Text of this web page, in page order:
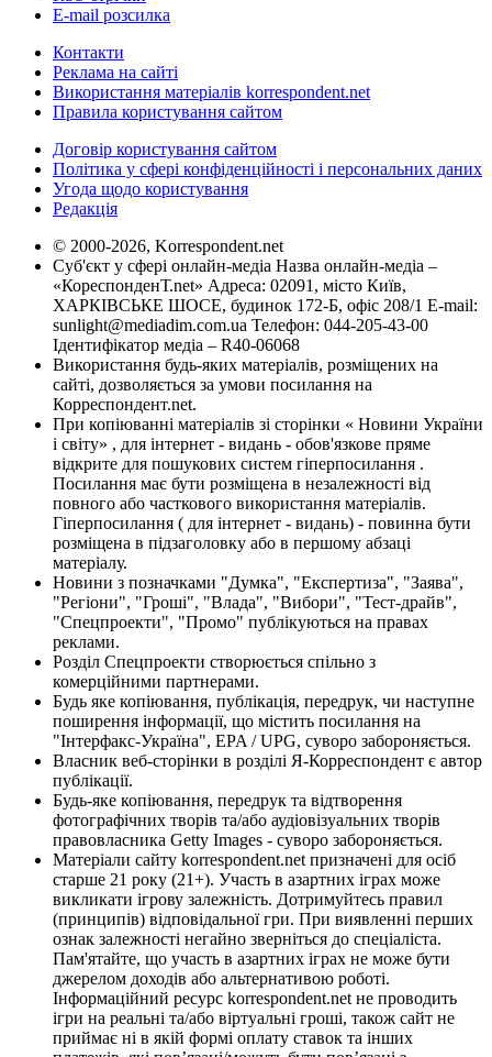
E-mail розсилка
Контакти
Реклама на сайті
Використання матеріалів korrespondent.net
Правила користування сайтом
Договір користування сайтом
Політика у сфері конфіденційності і персональних даних
Угода щодо користування
Редакція
© 2000-2026, Korrespondent.net
Суб'єкт у сфері онлайн-медіа Назва онлайн-медіа –
«КореспонденТ.net» Адреса: 02091, місто Київ,
ХАРКІВСЬКЕ ШОСЕ, будинок 172-Б, офіс 208/1 E-mail:
sunlight@mediadim.com.ua Телефон: 044-205-43-00
Ідентифікатор медіа – R40-06068
Використання будь-яких матеріалів, розміщених на
сайті, дозволяється за умови посилання на
Корреспондент.net.
При копіюванні матеріалів зі сторінки « Новини України
і світу» , для інтернет - видань - обов'язкове пряме
відкрите для пошукових систем гіперпосилання .
Посилання має бути розміщена в незалежності від
повного або часткового використання матеріалів.
Гіперпосилання ( для інтернет - видань) - повинна бути
розміщена в підзаголовку або в першому абзаці
матеріалу.
Новини з позначками "Думка", "Експертиза", "Заява",
"Регіони", "Гроші", "Влада", "Вибори", "Тест-драйв",
"Спецпроекти", "Промо" публікуються на правах
реклами.
Розділ Спецпроекти створюється спільно з
комерційними партнерами.
Будь яке копіювання, публікація, передрук, чи наступне
поширення інформації, що містить посилання на
"Інтерфакс-Україна", EPA / UPG, суворо забороняється.
Власник веб-сторінки в розділі Я-Корреспондент є автор
публікації.
Будь-яке копіювання, передрук та відтворення
фотографічних творів та/або аудіовізуальних творів
правовласника Getty Images - суворо забороняється.
Матеріали сайту korrespondent.net призначені для осіб
старше 21 року (21+). Участь в азартних іграх може
викликати ігрову залежність. Дотримуйтесь правил
(принципів) відповідальної гри. При виявленні перших
ознак залежності негайно зверніться до спеціаліста.
Пам'ятайте, що участь в азартних іграх не може бути
джерелом доходів або альтернативою роботі.
Інформаційний ресурс korrespondent.net не проводить
ігри на реальні та/або віртуальні гроші, також сайт не
приймає ні в якій формі оплату ставок та інших